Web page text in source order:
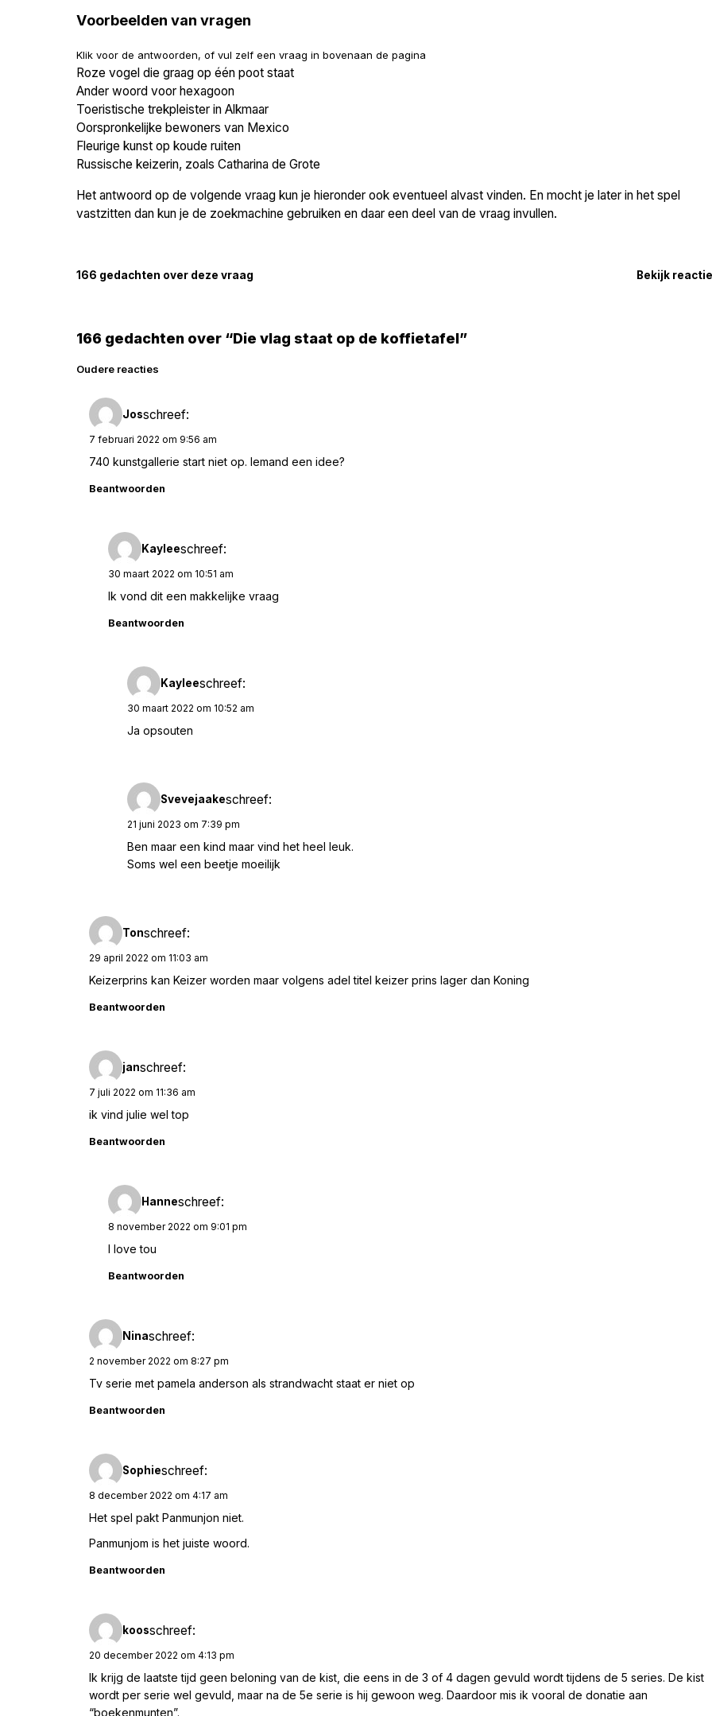
Voorbeelden van vragen
Klik voor de antwoorden, of vul zelf een vraag in bovenaan de pagina
Roze vogel die graag op één poot staat
Ander woord voor hexagoon
Toeristische trekpleister in Alkmaar
Oorspronkelijke bewoners van Mexico
Fleurige kunst op koude ruiten
Russische keizerin, zoals Catharina de Grote
Het antwoord op de volgende vraag kun je hieronder ook eventueel alvast vinden. En mocht je later in het spel
vastzitten dan kun je de zoekmachine gebruiken en daar een deel van de vraag invullen.
166 gedachten over deze vraag Bekijk
166 gedachten over “Die vlag staat op de koffietafel”
Reacties
navigatie
Oudere reacties
Josschreef:
7 februari 2022 om 9:56 am
740 kunstgallerie start niet op. Iemand een idee?
Beantwoorden
Kayleeschreef:
30 maart 2022 om 10:51 am
Ik vond dit een makkelijke vraag
Beantwoorden
Kayleeschreef:
30 maart 2022 om 10:52 am
Ja opsouten
Svevejaakeschreef:
21 juni 2023 om 7:39 pm
Ben maar een kind maar vind het heel leuk.
Soms wel een beetje moeilijk
Tonschreef:
29 april 2022 om 11:03 am
Keizerprins kan Keizer worden maar volgens adel titel keizer prins lager dan Koning
Beantwoorden
janschreef:
7 juli 2022 om 11:36 am
ik vind julie wel top
Beantwoorden
Hanneschreef:
8 november 2022 om 9:01 pm
I love tou
Beantwoorden
Ninaschreef:
2 november 2022 om 8:27 pm
Tv serie met pamela anderson als strandwacht staat er niet op
Beantwoorden
Sophieschreef:
8 december 2022 om 4:17 am
Het spel pakt Panmunjon niet.
Panmunjom is het juiste woord.
Beantwoorden
koosschreef:
20 december 2022 om 4:13 pm
Ik krijg de laatste tijd geen beloning van de kist, die eens in de 3 of 4 dagen gevuld wordt tijdens de 5 series. De kist
wordt per serie wel gevuld, maar na de 5e serie is hij gewoon weg. Daardoor mis ik vooral de donatie aan
“boekenmunten”.